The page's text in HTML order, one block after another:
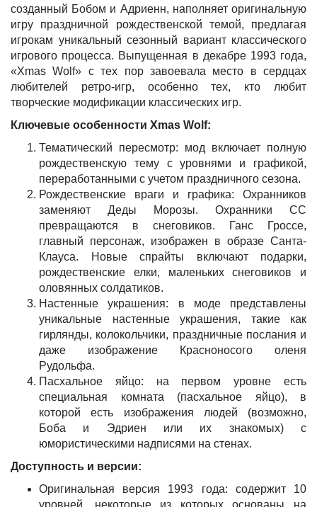
созданный Бобом и Адриенн, наполняет оригинальную
игру праздничной рождественской темой, предлагая
игрокам уникальный сезонный вариант классического
игрового процесса. Выпущенная в декабре 1993 года,
«Xmas Wolf» с тех пор завоевала место в сердцах
любителей ретро-игр, особенно тех, кто любит
творческие модификации классических игр.
Ключевые особенности Xmas Wolf:
Тематический пересмотр: мод включает полную
рождественскую тему с уровнями и графикой,
переработанными с учетом праздничного сезона.
Рождественские враги и графика: Охранников
заменяют Деды Морозы. Охранники СС
превращаются в снеговиков. Ганс Гроссе,
главный персонаж, изображен в образе Санта-
Клауса. Новые спрайты включают подарки,
рождественские елки, маленьких снеговиков и
оловянных солдатиков.
Настенные украшения: в моде представлены
уникальные настенные украшения, такие как
гирлянды, колокольчики, праздничные послания и
даже изображение Красноносого оленя
Рудольфа.
Пасхальное яйцо: на первом уровне есть
специальная комната (пасхальное яйцо), в
которой есть изображения людей (возможно,
Боба и Эдриен или их знакомых) с
юмористическими надписями на стенах.
Доступность и версии:
Оригинальная версия 1993 года: содержит 10
уровней, некоторые из которых основаны на